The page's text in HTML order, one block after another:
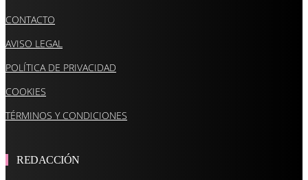
CONTACTO
AVISO LEGAL
POLÍTICA DE PRIVACIDAD
COOKIES
TÉRMINOS Y CONDICIONES
REDACCIÓN